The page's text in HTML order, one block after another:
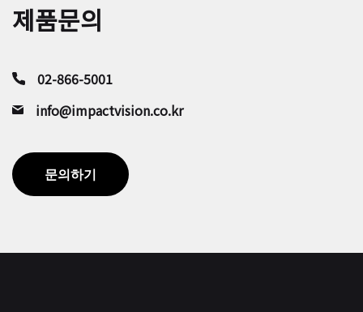
제품문의
02-866-5001
info@impactvision.co.kr
문의하기